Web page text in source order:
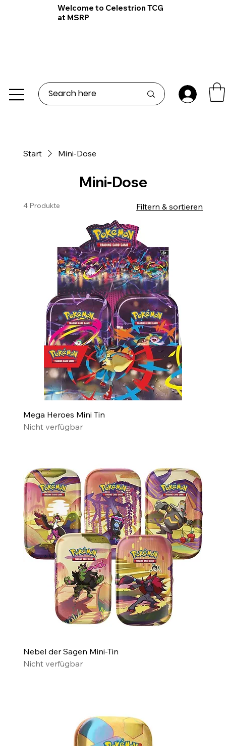
Welcome to Celestrion TCG
at MSRP
Start Mini-Dose
Mini-Dose
4 Produkte Filtern & sortieren
Mega Heroes Mini Tin
Nicht verfügbar
Nebel der Sagen Mini-Tin
Nicht verfügbar